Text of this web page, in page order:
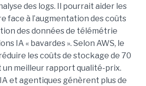
des logs. Il pourrait aider les
face à l’augmentation des coûts
des données de télémétrie
IA « bavardes ». Selon AWS, le
les coûts de stockage de 70
meilleur rapport qualité-prix.
et agentiques génèrent plus de